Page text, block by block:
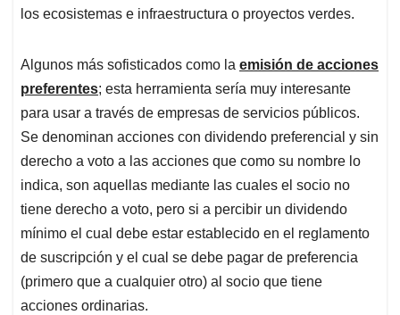
los ecosistemas e infraestructura o proyectos verdes.
Algunos más sofisticados como la emisión de acciones
preferentes; esta herramienta sería muy interesante
para usar a través de empresas de servicios públicos.
Se denominan acciones con dividendo preferencial y sin
derecho a voto a las acciones que como su nombre lo
indica, son aquellas mediante las cuales el socio no
tiene derecho a voto, pero si a percibir un dividendo
mínimo el cual debe estar establecido en el reglamento
de suscripción y el cual se debe pagar de preferencia
(primero que a cualquier otro) al socio que tiene
acciones ordinarias.